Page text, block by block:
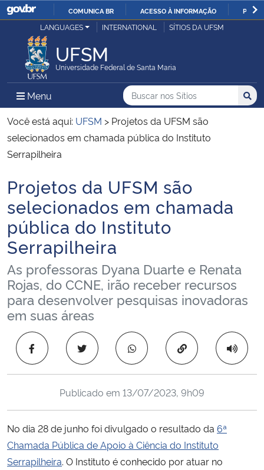
IR
COMUNICA BR ACESSO À INFORMAÇÃO
Ministério da Justiça e Segurança Pública
Ministério da Defesa
Ministério das Relações Exteriores
Ministério da Economia
Ministério da Infraestrutura
Ministério da Agricultura, Pecuária e Abastecimento
Ministério da Educação
Ministério da Cidadania
Ministério da Saúde
Ministério de Minas e Energia
Ministério da Ciência, Tecnologia, Inovações e Comunicações
Ministério do Meio Ambiente
Ministério do Turismo
Ministério do Desenvolvimento Regional
LANGUAGES INTERNATIONAL SÍTIOS DA UFSM
UFSM
Universidade Federal de Santa Maria
Menu Menu Principal do Sítio
Busca
Buscar no nos Sítios
Busca:
Você está aqui: UFSM > Projetos da UFSM são
selecionados em chamada pública do Instituto
Serrapilheira
Início do conteúdo
Projetos da UFSM são
selecionados em chamada
pública do Instituto
Serrapilheira
As professoras Dyana Duarte e Renata
Rojas, do CCNE, irão receber recursos
para desenvolver pesquisas inovadoras
em suas áreas
Copiar para área
Publicado em 13/07/2023, 9h09
No dia 28 de junho foi divulgado o resultado da 6ª
Chamada Pública de Apoio à Ciência do Instituto
Serrapilheira. O Instituto é conhecido por atuar no